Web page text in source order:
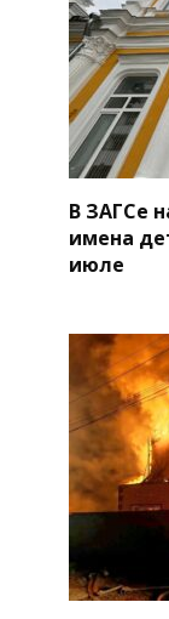
В ЗАГСе
имена
июле